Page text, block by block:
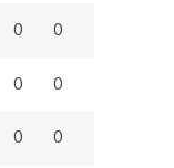
0 0
0 0
0 0